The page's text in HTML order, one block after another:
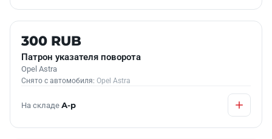
Б/У В НАЛИЧИИ
300 RUB
Патрон указателя поворота
Opel Astra
Снято с автомобиля: Opel Astra
На складе А-р